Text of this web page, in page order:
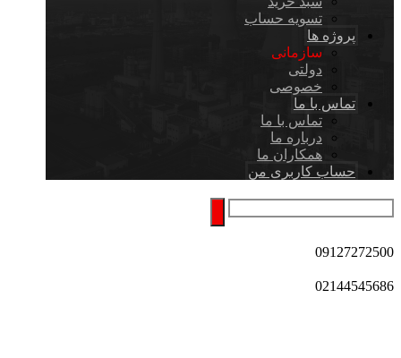
تسویه حساب
پروژه ها
سازمانی
دولتی
خصوصی
تماس با ما
تماس با ما
درباره ما
همکاران ما
حساب کاربری من
09127272500
02144545686